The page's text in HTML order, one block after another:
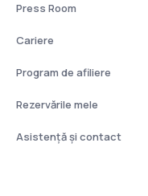
Press Room
Cariere
Program de afiliere
Rezervările mele
Asistenţă şi contact